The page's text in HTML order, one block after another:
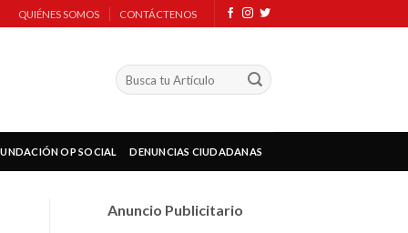
QUIÉNES SOMOS CONTÁCTENOS
OP SOCIAL DENUNCIAS CIUDADANAS
Anuncio Publicitario